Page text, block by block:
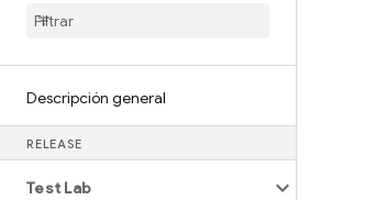
Descripción general
RELEASE
Test Lab